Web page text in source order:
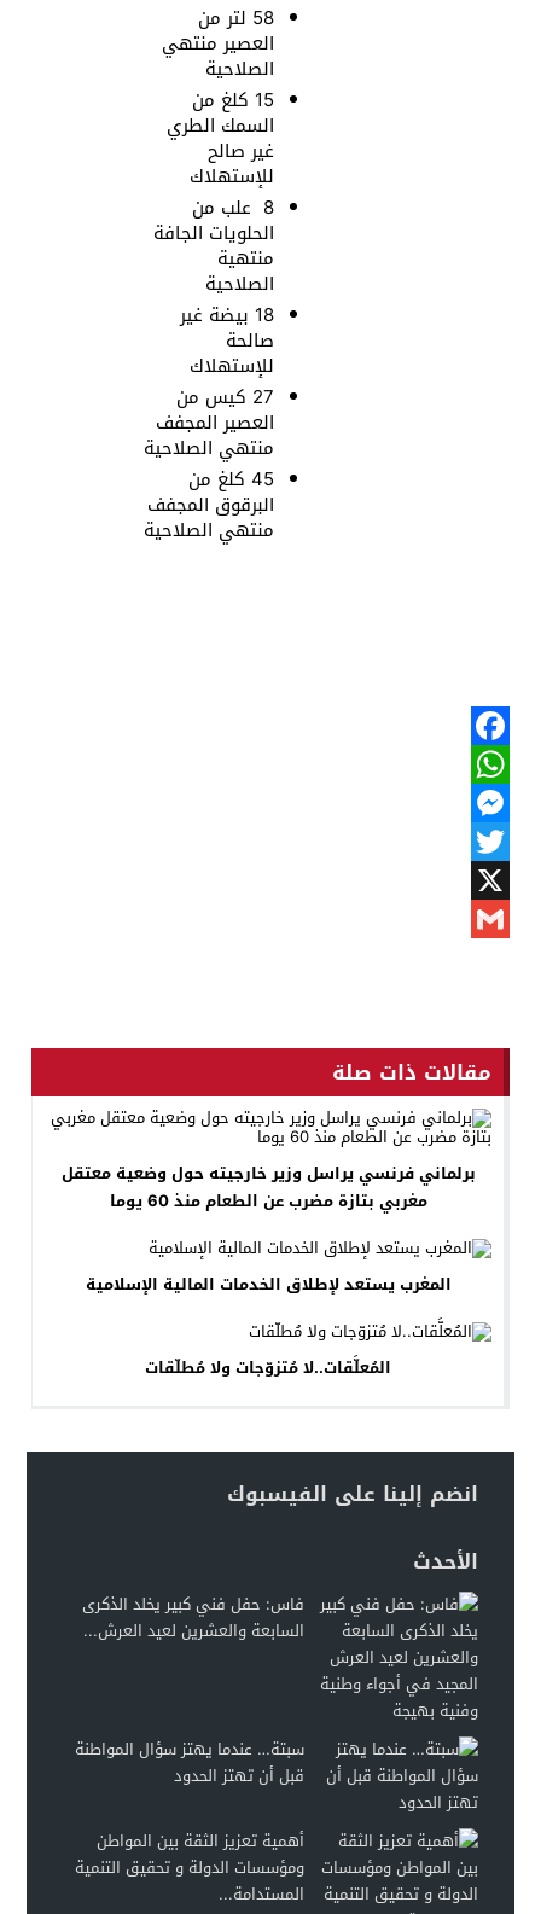
58 لتر من
العصير منتهي
الصلاحية
15 كلغ من
السمك الطري
غير صالح
للإستهلاك
8 علب من
الحلويات الجافة
منتهية
الصلاحية
18 بيضة غير
صالحة
للإستهلاك
27 كيس من
العصير المجفف
منتهي الصلاحية
45 كلغ من
البرقوق المجفف
منتهي الصلاحية
Facebook
WhatsApp
Messenger
Twitter
X
مقالات ذات صلة
برلماني فرنسي يراسل وزير خارجيته حول وضعية معتقل
مغربي بتازة مضرب عن الطعام منذ 60 يوما
المغرب يستعد لإطلاق الخدمات المالية الإسلامية
المُعلَّقات..لا مُتزوّجات ولا مُطلّقات
انضم إلينا على الفيسبوك
الأحدث
فاس: حفل فني كبير يخلد الذكرى
السابعة والعشرين لعيد العرش...
سبتة… عندما يهتز سؤال المواطنة
قبل أن تهتز الحدود
أهمية تعزيز الثقة بين المواطن
ومؤسسات الدولة و تحقيق التنمية
المستدامة...